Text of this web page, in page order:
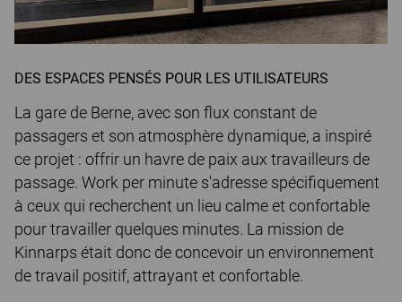
DES ESPACES PENSÉS POUR LES UTILISATEURS
La gare de Berne, avec son flux constant de
passagers et son atmosphère dynamique, a inspiré
ce projet : offrir un havre de paix aux travailleurs de
passage. Work per minute s'adresse spécifiquement
à ceux qui recherchent un lieu calme et confortable
pour travailler quelques minutes. La mission de
Kinnarps était donc de concevoir un environnement
de travail positif, attrayant et confortable.